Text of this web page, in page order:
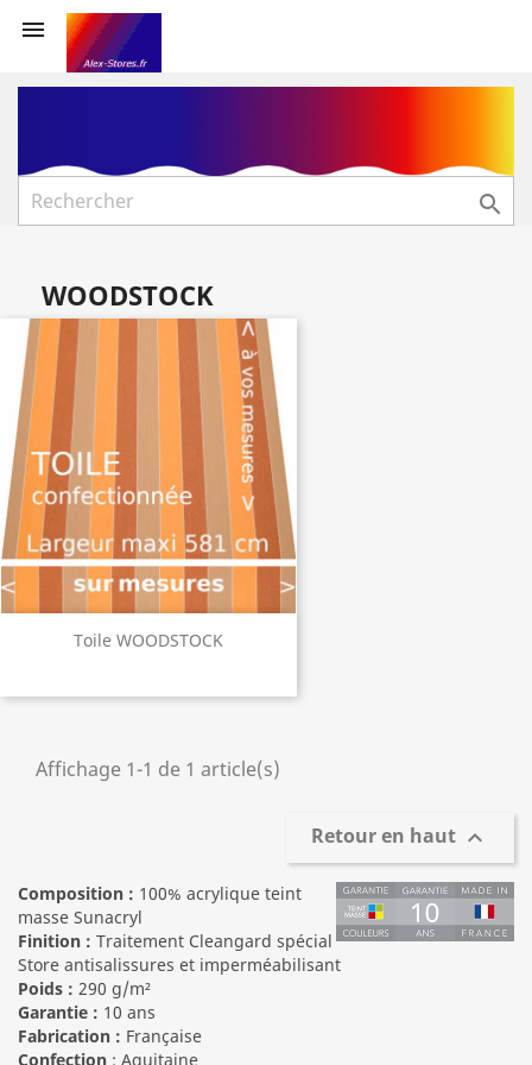


WOODSTOCK
Toile WOODSTOCK
Affichage 1-1 de 1 article(s)
Retour en haut 
Composition : 100% acrylique teint
masse Sunacryl
Finition : Traitement Cleangard spécial
Store antisalissures et imperméabilisant
Poids : 290 g/m²
Garantie : 10 ans
Fabrication : Française
Confection : Aquitaine